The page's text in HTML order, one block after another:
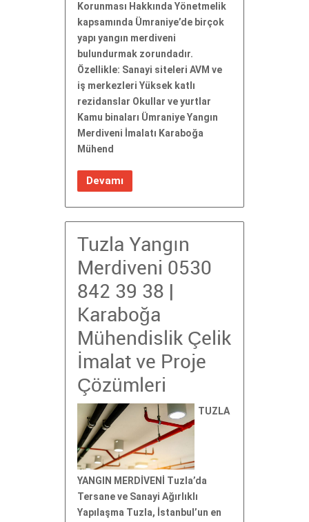
Korunması Hakkında Yönetmelik
kapsamında Ümraniye’de birçok
yapı yangın merdiveni
bulundurmak zorundadır.
Özellikle: Sanayi siteleri AVM ve
iş merkezleri Yüksek katlı
rezidanslar Okullar ve yurtlar
Kamu binaları Ümraniye Yangın
Merdiveni İmalatı Karaboğa
Mühend
Devamı
Tuzla Yangın
Merdiveni 0530
842 39 38 |
Karaboğa
Mühendislik Çelik
İmalat ve Proje
Çözümleri
TUZLA
YANGIN MERDİVENİ Tuzla’da
Tersane ve Sanayi Ağırlıklı
Yapılaşma Tuzla, İstanbul’un en